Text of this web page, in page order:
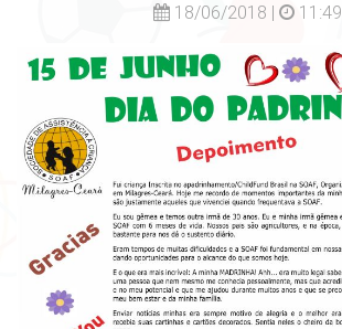
18/06/2018 | 11:49